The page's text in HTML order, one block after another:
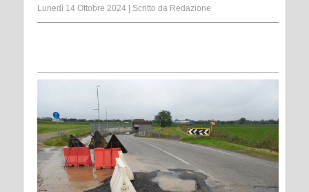
Lunedì 14 Ottobre 2024 Scritto da Redazione